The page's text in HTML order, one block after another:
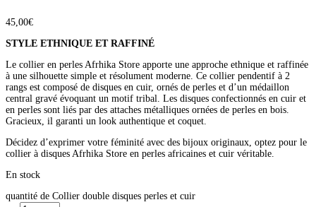
45,00€
STYLE ETHNIQUE ET RAFFINÉ
Le collier en perles Afrhika Store apporte une approche ethnique et raffinée
à une silhouette simple et résolument moderne. Ce collier pendentif à 2
rangs est composé de disques en cuir, ornés de perles et d’un médaillon
central gravé évoquant un motif tribal. Les disques confectionnés en cuir et
en perles sont liés par des attaches métalliques ornées de perles en bois.
Gracieux, il garanti un look authentique et coquet.
Décidez d’exprimer votre féminité avec des bijoux originaux, optez pour le
collier à disques Afrhika Store en perles africaines et cuir véritable.
En stock
quantité de Collier double disques perles et cuir